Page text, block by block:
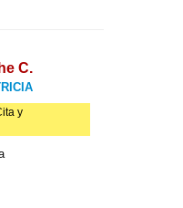
C.
y